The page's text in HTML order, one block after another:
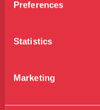
Preferences
Statistics
Marketing